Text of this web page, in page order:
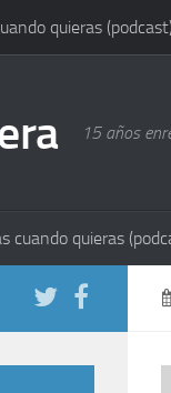
quieras (podcast)
15 años
cuando quieras